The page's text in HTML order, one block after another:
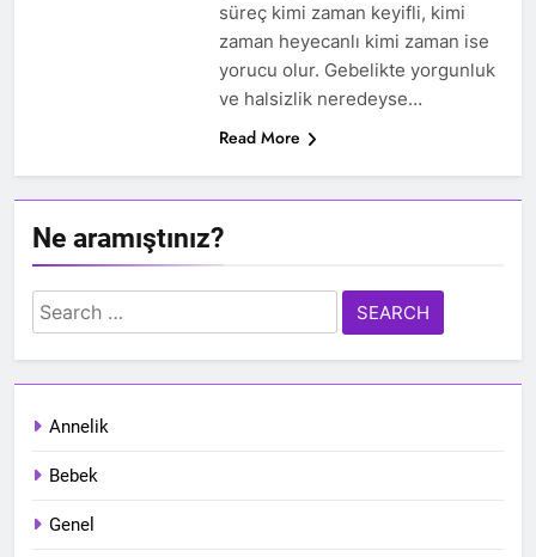
süreç kimi zaman keyifli, kimi
zaman heyecanlı kimi zaman ise
yorucu olur. Gebelikte yorgunluk
ve halsizlik neredeyse…
Read More
Ne aramıştınız?
Search
for:
Annelik
Bebek
Genel